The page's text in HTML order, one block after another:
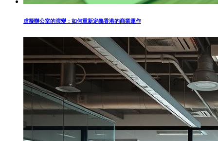
虛擬辦公室的演變：如何重新定義香港的商業運作